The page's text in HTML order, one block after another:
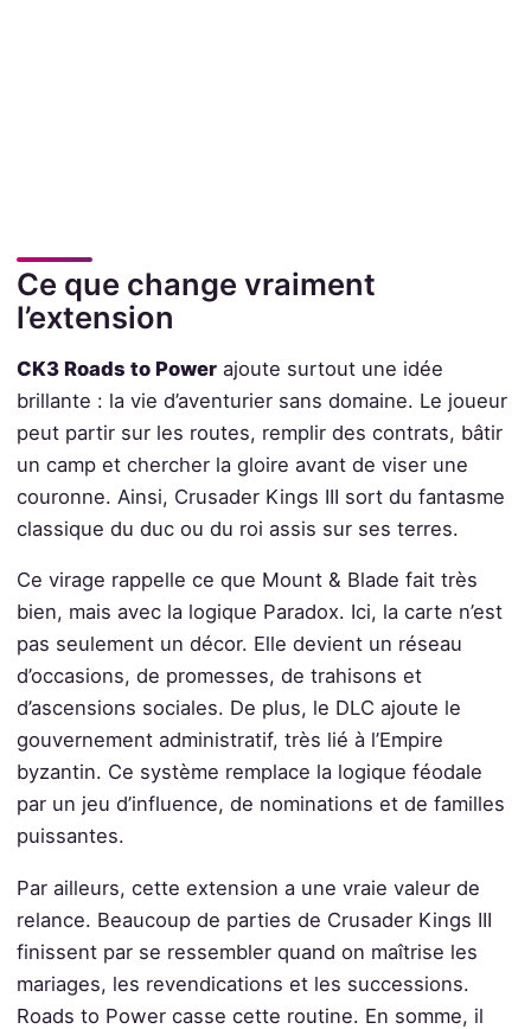
Ce que change vraiment
l’extension
CK3 Roads to Powerajoute surtout une idée
brillante : la vie d’aventurier sans domaine. Le joueur
peut partir sur les routes, remplir des contrats, bâtir
un camp et chercher la gloire avant de viser une
couronne. Ainsi, Crusader Kings III sort du fantasme
classique du duc ou du roi assis sur ses terres.
Ce virage rappelle ce que Mount & Blade fait très
bien, mais avec la logique Paradox. Ici, la carte n’est
pas seulement un décor. Elle devient un réseau
d’occasions, de promesses, de trahisons et
d’ascensions sociales. De plus, le DLC ajoute le
gouvernement administratif, très lié à l’Empire
byzantin. Ce système remplace la logique féodale
par un jeu d’influence, de nominations et de familles
puissantes.
Par ailleurs, cette extension a une vraie valeur de
relance. Beaucoup de parties de Crusader Kings III
finissent par se ressembler quand on maîtrise les
mariages, les revendications et les successions.
Roads to Power casse cette routine. En somme, il